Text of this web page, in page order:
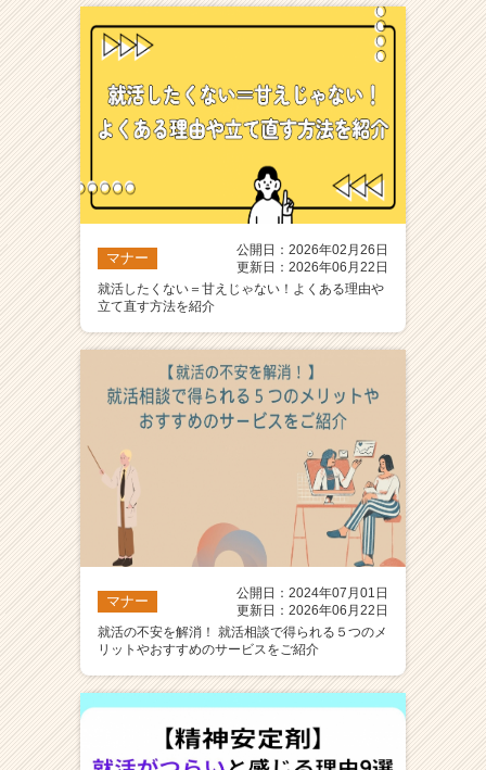
マナー
公開日：2026年02月26日
更新日：2026年06月22日
就活したくない＝甘えじゃない！よくある理由や
立て直す方法を紹介
マナー
公開日：2024年07月01日
更新日：2026年06月22日
就活の不安を解消！ 就活相談で得られる５つのメ
リットやおすすめのサービスをご紹介